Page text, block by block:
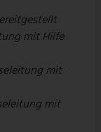
mit Hilfe
mit
mit